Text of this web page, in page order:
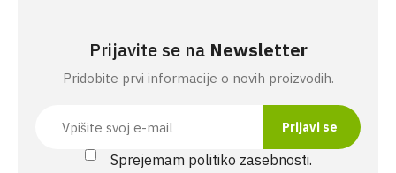
Prijavite se na Newsletter
Pridobite prvi informacije o novih proizvodih.
Sprejemam politiko zasebnosti.